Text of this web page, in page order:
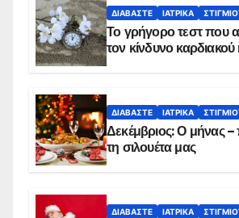
ΔΙΑΒΆΣΤΕ ΙΑΤΡΙΚΆ
Το γρήγορο τεστ που
τον κίνδυνο
ΔΙΑΒΆΣΤΕ ΙΑΤΡΙΚΆ
Δεκέμβριος: Ο μήνας –
τη σιλουέτα μας
ΔΙΑΒΆΣΤΕ ΙΑΤΡΙΚΆ